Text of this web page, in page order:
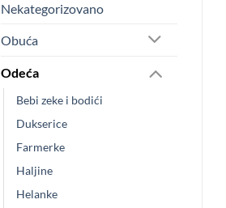
Nekategorizovano
Obuća
Odeća
Bebi zeke i bodići
Dukserice
Farmerke
Haljine
Helanke